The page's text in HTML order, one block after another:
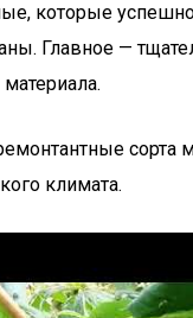
которые
Главное —
сорта
климата.